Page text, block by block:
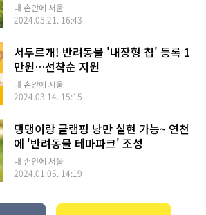
내 손안에 서울
2024.05.21. 16:43
서두르개! 반려동물 '내장형 칩' 등록 1
만원…선착순 지원
내 손안에 서울
2024.03.14. 15:15
댕댕이랑 글램핑 낭만 실현 가능~ 연천
에 '반려동물 테마파크' 조성
내 손안에 서울
2024.01.05. 14:19